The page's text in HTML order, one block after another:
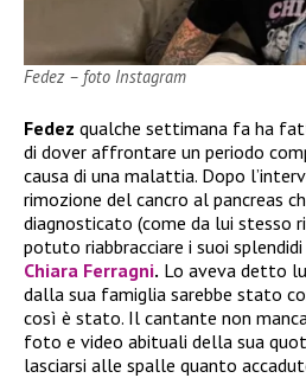
Fedez – foto Instagram
Fedez qualche settimana fa ha
di dover affrontare un periodo
causa di una malattia. Dopo
rimozione del cancro al pancreas
diagnosticato (come da lui stesso
potuto riabbracciare i suoi
Chiara Ferragni. Lo aveva detto
dalla sua famiglia sarebbe stato
così è stato. Il cantante non
foto e video abituali della sua
lasciarsi alle spalle quanto